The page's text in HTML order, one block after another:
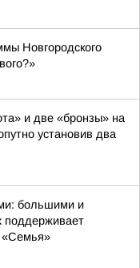
Новгородского
и две «бронзы» на
установив два
большими и
поддерживает
«Семья»